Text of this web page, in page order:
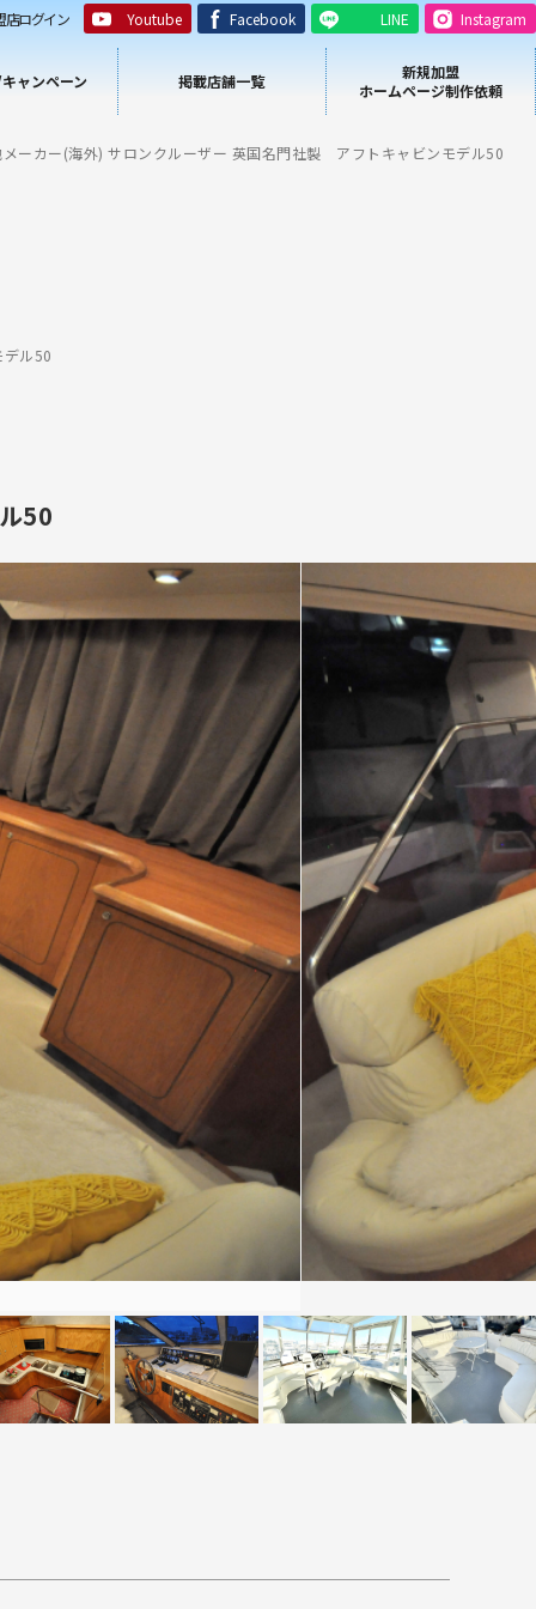
店ログイン Youtube Facebook LINE Instagram
ャンペーン 掲載店舗一覧
新規加盟
ホームページ制作依頼
ーカー(海外) サロンクルーザー 英国名門社製 アフトキャビンモデル50
ル50
50